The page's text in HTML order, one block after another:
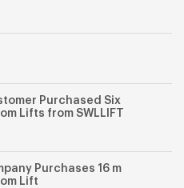
Purchased Six
Lifts from SWLLIFT
Purchases 16 m
Lift